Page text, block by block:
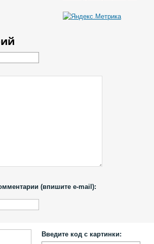
(впишите e-mail):
Введите код с картинки: